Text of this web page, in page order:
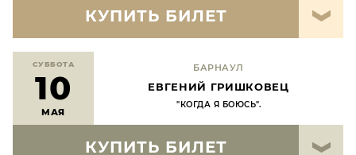
КУПИТЬ БИЛЕТ
СУББОТА
10
МАЯ
БАРНАУЛ
ЕВГЕНИЙ ГРИШКОВЕЦ
"КОГДА Я БОЮСЬ".
КУПИТЬ БИЛЕТ